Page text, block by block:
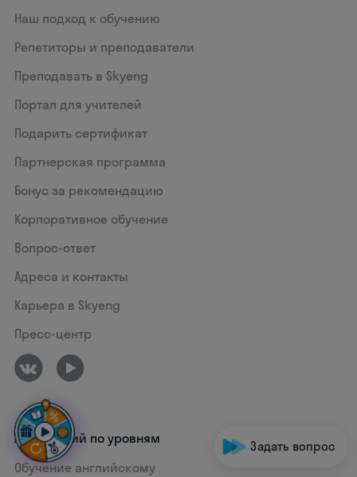
Наш подход к обучению
Репетиторы и преподаватели
Преподавать в Skyeng
Портал для учителей
Подарить сертификат
Партнерская программа
Бонус за рекомендацию
Корпоративное обучение
Вопрос-ответ
Адреса и контакты
Карьера в Skyeng
Пресс-центр
Английский по уровням
Обучение английскому
Задать вопрос